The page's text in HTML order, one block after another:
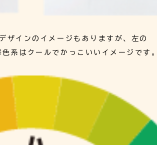
ザインのイメージもありますが、左の
系はクールでかっこいいイメージです。